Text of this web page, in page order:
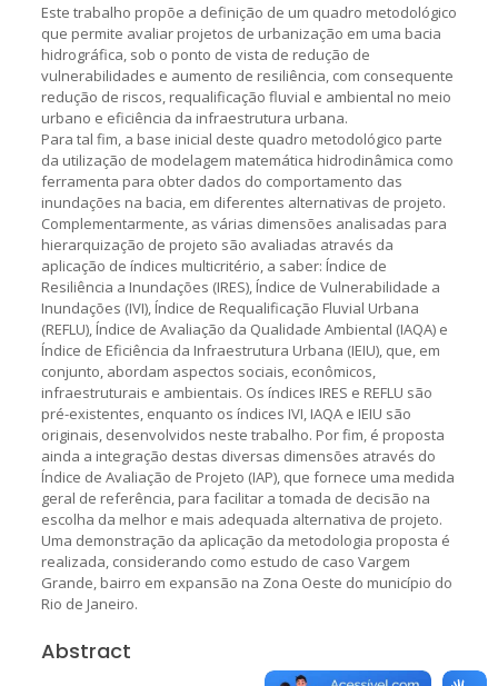
Este trabalho propõe a definição de um quadro metodológico
que permite avaliar projetos de urbanização em uma bacia
hidrográfica, sob o ponto de vista de redução de
vulnerabilidades e aumento de resiliência, com consequente
redução de riscos, requalificação fluvial e ambiental no meio
urbano e eficiência da infraestrutura urbana.
Para tal fim, a base inicial deste quadro metodológico parte
da utilização de modelagem matemática hidrodinâmica como
ferramenta para obter dados do comportamento das
inundações na bacia, em diferentes alternativas de projeto.
Complementarmente, as várias dimensões analisadas para
hierarquização de projeto são avaliadas através da
aplicação de índices multicritério, a saber: Índice de
Resiliência a Inundações (IRES), Índice de Vulnerabilidade a
Inundações (IVI), Índice de Requalificação Fluvial Urbana
(REFLU), Índice de Avaliação da Qualidade Ambiental (IAQA) e
Índice de Eficiência da Infraestrutura Urbana (IEIU), que, em
conjunto, abordam aspectos sociais, econômicos,
infraestruturais e ambientais. Os índices IRES e REFLU são
pré-existentes, enquanto os índices IVI, IAQA e IEIU são
originais, desenvolvidos neste trabalho. Por fim, é proposta
ainda a integração destas diversas dimensões através do
Índice de Avaliação de Projeto (IAP), que fornece uma medida
geral de referência, para facilitar a tomada de decisão na
escolha da melhor e mais adequada alternativa de projeto.
Uma demonstração da aplicação da metodologia proposta é
realizada, considerando como estudo de caso Vargem
Grande, bairro em expansão na Zona Oeste do município do
Rio de Janeiro.
Abstract